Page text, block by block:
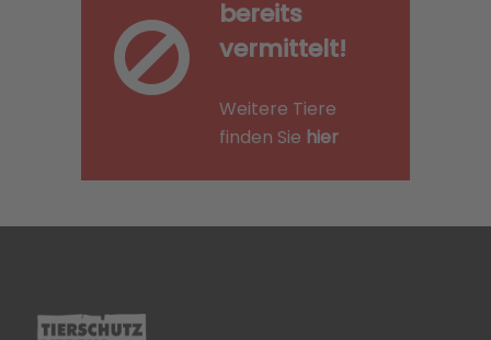
bereits
vermittelt!
Weitere Tiere
finden Sie hier